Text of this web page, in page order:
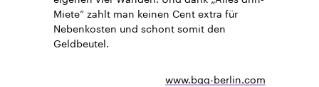
Miete“ zahlt man keinen Cent extra für
Nebenkosten und schont somit den
Geldbeutel.
www.bgg-berlin.com